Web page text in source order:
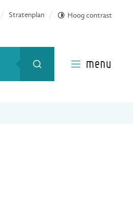
Stratenplan Hoog contrast
Zoeken menu